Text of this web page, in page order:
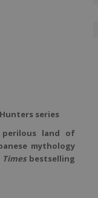
series
perilous land of
mythology
bestselling